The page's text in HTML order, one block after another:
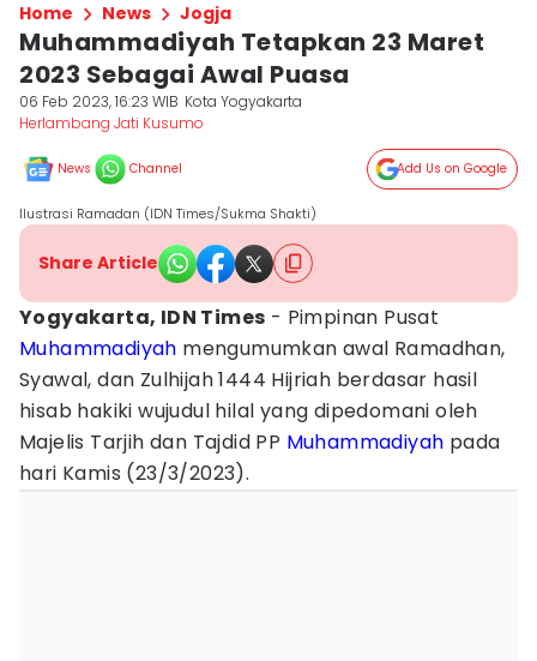
Home News Jogja
Muhammadiyah Tetapkan 23 Maret
2023 Sebagai Awal Puasa
06 Feb 2023, 16:23 WIB Kota Yogyakarta
Herlambang Jati Kusumo
News Channel Add Us on Google
Ilustrasi Ramadan (IDN Times/Sukma Shakti)
Share Article
Yogyakarta, IDN Times - Pimpinan Pusat
Muhammadiyah mengumumkan awal Ramadhan,
Syawal, dan Zulhijah 1444 Hijriah berdasar hasil
hisab hakiki wujudul hilal yang dipedomani oleh
Majelis Tarjih dan Tajdid PP Muhammadiyah pada
hari Kamis (23/3/2023).